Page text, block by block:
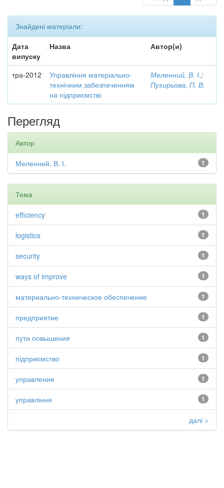
Знайдені матеріали:
Дата
випуску
Назва Автор(и)
тра-2012
Управління матеріально-
технічним забезпеченням
на підприємстві
Меленний, В. І.;
Пузирьова, П. В.
Перегляд
Автор
1
Меленний, В. І.
Тема
1
efficiency
1
logistics
1
security
1
ways of improve
1
материально-техническое обеспечение
1
предприятие
1
пути повышения
1
підприємство
1
управление
1
управління
далі >